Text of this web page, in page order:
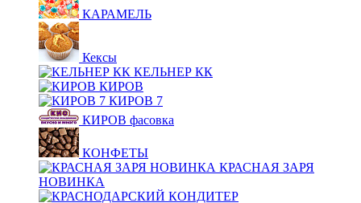
КАРАМЕЛЬ
Кексы
КЕЛЬНЕР КК
КИРОВ
КИРОВ 7
КИРОВ фасовка
КОНФЕТЫ
КРАСНАЯ ЗАРЯ
НОВИНКА